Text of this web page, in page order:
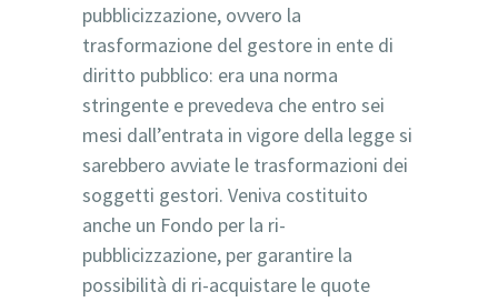
pubblicizzazione, ovvero la
trasformazione del gestore in ente di
diritto pubblico: era una norma
stringente e prevedeva che entro sei
mesi dall’entrata in vigore della legge si
sarebbero avviate le trasformazioni dei
soggetti gestori. Veniva costituito
anche un Fondo per la ri-
pubblicizzazione, per garantire la
possibilità di ri-acquistare le quote